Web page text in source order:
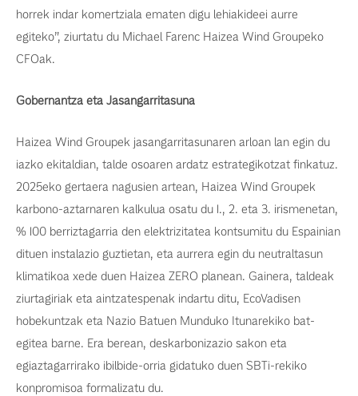
horrek indar komertziala ematen digu lehiakideei aurre
egiteko”, ziurtatu du Michael Farenc Haizea Wind Groupeko
CFOak.
Gobernantza eta Jasangarritasuna
Haizea Wind Groupek jasangarritasunaren arloan lan egin du
iazko ekitaldian, talde osoaren ardatz estrategikotzat finkatuz.
2025eko gertaera nagusien artean, Haizea Wind Groupek
karbono-aztarnaren kalkulua osatu du 1., 2. eta 3. irismenetan,
% 100 berriztagarria den elektrizitatea kontsumitu du Espainian
dituen instalazio guztietan, eta aurrera egin du neutraltasun
klimatikoa xede duen Haizea ZERO planean. Gainera, taldeak
ziurtagiriak eta aintzatespenak indartu ditu, EcoVadisen
hobekuntzak eta Nazio Batuen Munduko Itunarekiko bat-
egitea barne. Era berean, deskarbonizazio sakon eta
egiaztagarrirako ibilbide-orria gidatuko duen SBTi-rekiko
konpromisoa formalizatu du.